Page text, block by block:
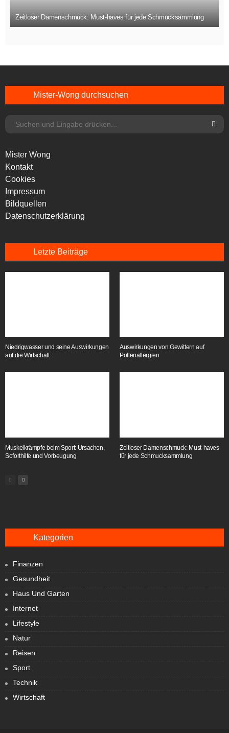
Zeitloser Damenschmuck: Must-haves für jede Schmucksammlung
Mister-Wong durchsuchen
Mister Wong
Kontakt
Cookies
Impressum
Bildquellen
Datenschutzerklärung
Letzte Beiträge
Niedrigwasser und seine Auswirkungen
auf die Wirtschaft
Auswirkungen von Gewittern auf
Pollenallergien
Muskelkrämpfe beim Sport: Ursachen,
Soforthilfe und Vorbeugung
Zeitloser Damenschmuck: Must-haves
für jede Schmucksammlung
Kategorien
Finanzen
Gesundheit
Haus Und Garten
Internet
Lifestyle
Natur
Reisen
Sport
Technik
Wirtschaft